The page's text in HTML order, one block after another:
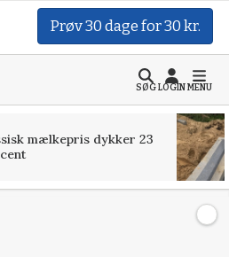
Prøv 30 dage for 30 kr.
SØGLOGINMENU
mælkepris dykker 23